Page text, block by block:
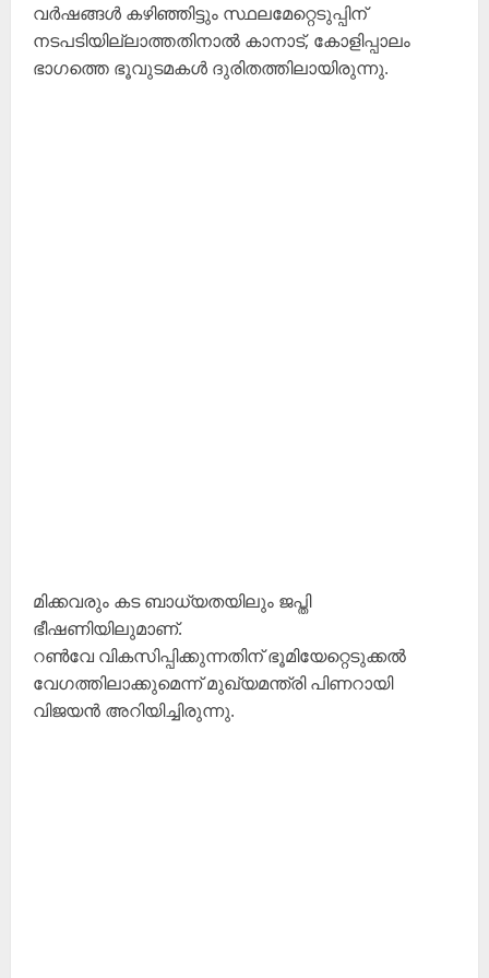
വർഷങ്ങൾ കഴിഞ്ഞിട്ടും സ്ഥലമേറ്റെടുപ്പിന്
നടപടിയില്ലാത്തതിനാൽ കാനാട്, കോളിപ്പാലം
ഭാഗത്തെ ഭൂവുടമകൾ ദുരിതത്തിലായിരുന്നു.
മിക്കവരും കട ബാധ്യതയിലും ജപ്തി
ഭീഷണിയിലുമാണ്.
റൺവേ വികസിപ്പിക്കുന്നതിന് ഭൂമിയേറ്റെടുക്കൽ
വേഗത്തിലാക്കുമെന്ന് മുഖ്യമന്ത്രി പിണറായി
വിജയൻ അറിയിച്ചിരുന്നു.